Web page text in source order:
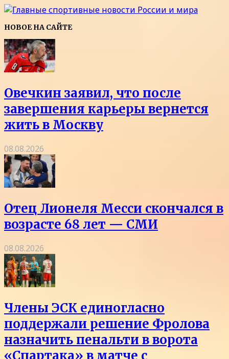
НОВОЕ НА САЙТЕ
Овечкин заявил, что после
завершения карьеры вернется
жить в Москву
08.08.2026
Отец Лионеля Месси скончался в
возрасте 68 лет — СМИ
08.08.2026
Члены ЭСК единогласно
поддержали решение Фролова
назначить пенальти в ворота
«Спартака» в матче с